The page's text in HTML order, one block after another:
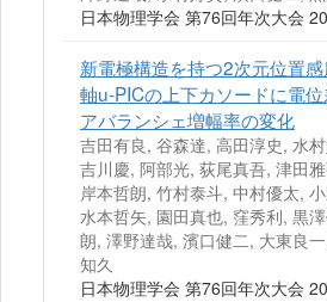
日本物理学会 第76回年次大会
新電極構造を持つ2次元位置
軸u-PICの上下カソードに電
アバランシェ増幅率の変化
吉田有良, 谷森達, 高田淳史, 水
吉川慶, 阿部光, 荻尾真吾, 津田
岸本哲朗, 竹村泰斗, 中村優太,
水本哲矢, 園田真也, 窪秀利, 黒
朗, 澤野達哉, 濱口健二, 大東良
知久
日本物理学会 第76回年次大会